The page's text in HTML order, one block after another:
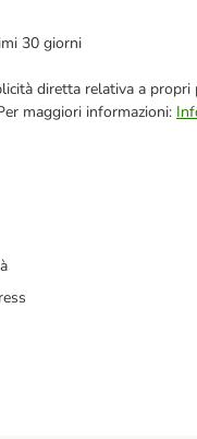
30 giorni
diretta relativa a
maggiori informazioni: